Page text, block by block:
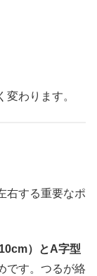
わります。
右する重要なポ
）とA字型
です。つるが絡